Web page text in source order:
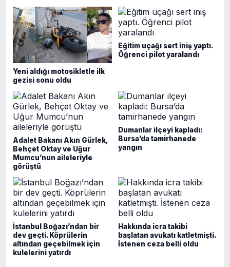
Yeni aldığı motosikletle ilk
gezisi sonu oldu
Eğitim uçağı sert iniş yaptı.
Öğrenci pilot yaralandı
Adalet Bakanı Akın Gürlek,
Behçet Oktay ve Uğur
Mumcu’nun aileleriyle
görüştü
Dumanlar ilçeyi kapladı:
Bursa’da tamirhanede
yangın
İstanbul Boğazı’ndan bir
dev geçti. Köprülerin
altından geçebilmek için
kulelerini yatırdı
Hakkında icra takibi
başlatan avukatı katletmişti.
İstenen ceza belli oldu